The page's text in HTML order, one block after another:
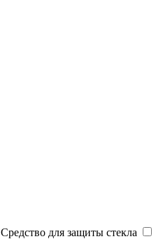
Средство для защиты стекла